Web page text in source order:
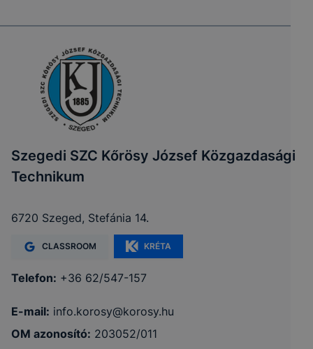
Szegedi SZC Kőrösy József Közgazdasági
Technikum
6720 Szeged, Stefánia 14.
CLASSROOM KRÉTA
Telefon: +36 62/547-157
E-mail: info.korosy@korosy.hu
OM azonosító: 203052/011